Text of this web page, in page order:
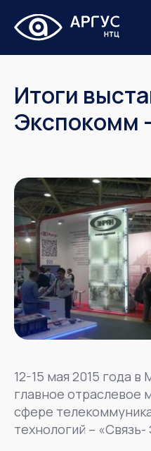
Итоги
Экспокомм
12-15 мая 2015 года в
главное отраслевое
сфере
технологий –